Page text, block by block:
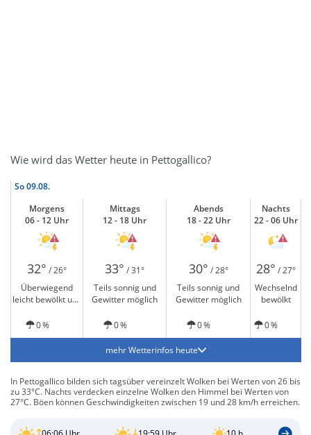
Wie wird das Wetter heute in Pettogallico?
So09.08.
Morgens
06 - 12 Uhr
Mittags
12 - 18 Uhr
Abends
18 - 22 Uhr
Nachts
22 - 06 Uhr
32° / 26° 33° / 31° 30° / 28° 28° / 27°
Überwiegend
leicht bewölkt und
Teils sonnig und
Gewitter möglich
Teils sonnig und
Gewitter möglich
Wechselnd
bewölkt
0 % 0 % 0 % 0 %
mehr Wetterinfos heute
In Pettogallico bilden sich tagsüber vereinzelt Wolken bei Werten von 26 bis
zu 33°C. Nachts verdecken einzelne Wolken den Himmel bei Werten von
27°C. Böen können Geschwindigkeiten zwischen 19 und 28 km/h erreichen.